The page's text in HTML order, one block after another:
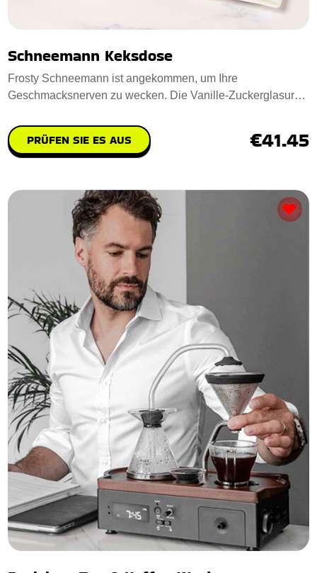
Schneemann Keksdose
Frosty Schneemann ist angekommen, um Ihre
Geschmacksnerven zu wecken. Die Vanille-Zuckerglasur
PRÜFEN SIE ES AUS €41.45